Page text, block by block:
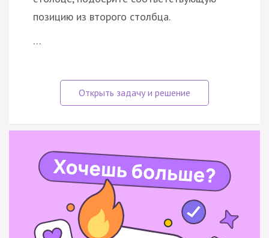
позицию из второго столбца.
…